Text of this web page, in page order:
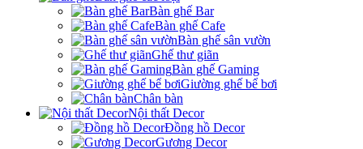
Bàn ghế Bar
Bàn ghế Cafe
Bàn ghế sân vườn
Ghế thư giãn
Bàn ghế Gaming
Giường ghế bể bơi
Chân bàn
Nội thất Decor
Đồng hồ Decor
Gương Decor